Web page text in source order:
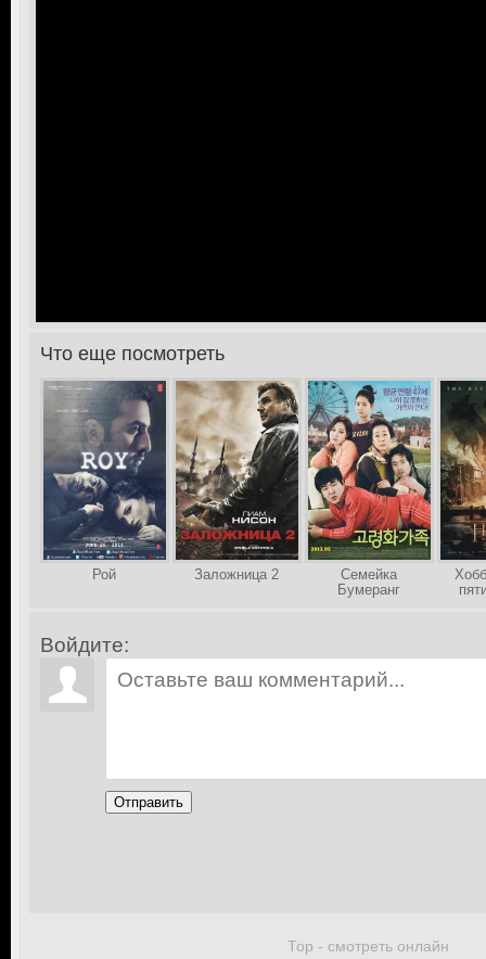
Тор - смотреть онлайн
>Что еще посмотреть
Рой Заложница 2
Семейка
Бумеранг
Войдите:
Отправить